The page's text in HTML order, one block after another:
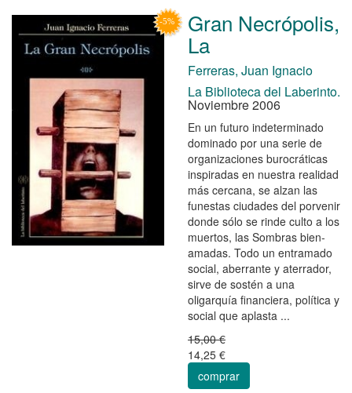
Gran Necrópolis,
La
Ferreras, Juan Ignacio
La Biblioteca del Laberinto.
Noviembre 2006
En un futuro indeterminado
dominado por una serie de
organizaciones burocráticas
inspiradas en nuestra realidad
más cercana, se alzan las
funestas ciudades del porvenir
donde sólo se rinde culto a los
muertos, las Sombras bien-
amadas. Todo un entramado
social, aberrante y aterrador,
sirve de sostén a una
oligarquía financiera, política y
social que aplasta ...
15,00 €
14,25 €
comprar